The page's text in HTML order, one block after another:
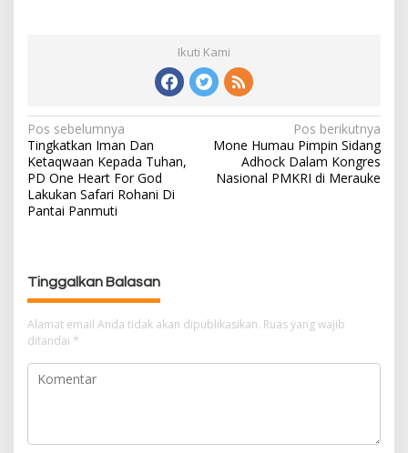
Ikuti Kami
N
a
v
i
g
p
s
Pos sebelumnya
Tingkatkan Iman Dan
Ketaqwaan Kepada Tuhan,
PD One Heart For God
Lakukan Safari Rohani Di
Pantai Panmuti
Pos berikutnya
Mone Humau Pimpin Sidang
Adhock Dalam Kongres
Nasional PMKRI di Merauke
Tinggalkan Balasan
Alamat email Anda tidak akan dipublikasikan. Ruas yang wajib
ditandai *